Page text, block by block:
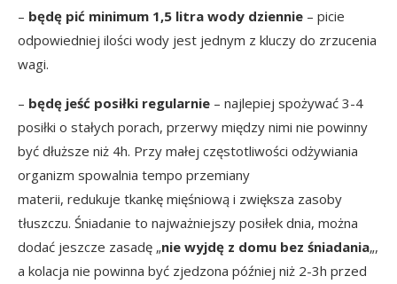
– będę pić minimum 1,5 litra wody dziennie – picie
odpowiedniej ilości wody jest jednym z kluczy do zrzucenia
wagi.
– będę jeść posiłki regularnie – najlepiej spożywać 3-4
posiłki o stałych porach, przerwy między nimi nie powinny
być dłuższe niż 4h. Przy małej częstotliwości odżywiania
organizm spowalnia tempo przemiany
materii, redukuje tkankę mięśniową i zwiększa zasoby
tłuszczu. Śniadanie to najważniejszy posiłek dnia, można
dodać jeszcze zasadę „nie wyjdę z domu bez śniadania„,
a kolacja nie powinna być zjedzona później niż 2-3h przed